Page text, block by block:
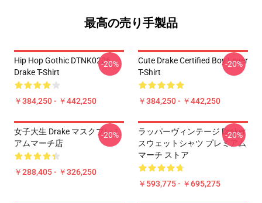
最高の売り手製品
Hip Hop Gothic DTNK0206
Drake T-Shirt
￥384,250 - ￥442,250
-20%
Cute Drake Certified Boy Lover
T-Shirt
￥384,250 - ￥442,250
-20%
女子大生 Drake マスクプレミ
アムマーチ店
￥288,405 - ￥326,250
-20%
ラッパーヴィンテージ Draker
スウェットシャツ プレミアム
マーチ ストア
￥593,775 - ￥695,275
-20%